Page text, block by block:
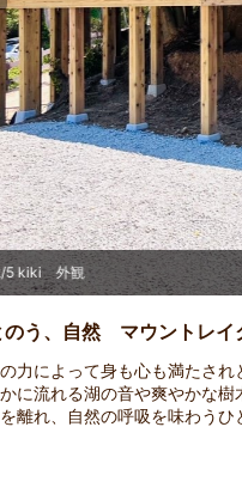
kiki 外観
のう、自然 マウントレ
力によって身も心も満たされ
に流れる湖の音や爽やかな樹
離れ、自然の呼吸を味わうひ